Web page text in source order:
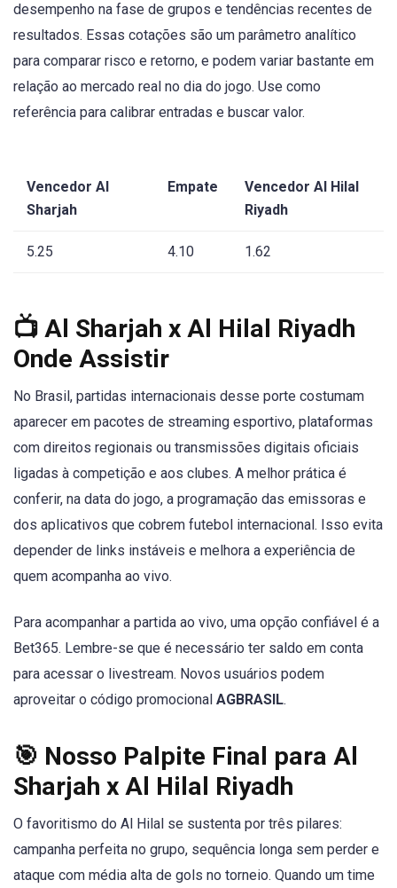
desempenho na fase de grupos e tendências recentes de
resultados. Essas cotações são um parâmetro analítico
para comparar risco e retorno, e podem variar bastante em
relação ao mercado real no dia do jogo. Use como
referência para calibrar entradas e buscar valor.
Vencedor Al
Sharjah
Empate
Vencedor Al Hilal
Riyadh
5.25 4.10 1.62
📺 Al Sharjah x Al Hilal Riyadh
Onde Assistir
No Brasil, partidas internacionais desse porte costumam
aparecer em pacotes de streaming esportivo, plataformas
com direitos regionais ou transmissões digitais oficiais
ligadas à competição e aos clubes. A melhor prática é
conferir, na data do jogo, a programação das emissoras e
dos aplicativos que cobrem futebol internacional. Isso evita
depender de links instáveis e melhora a experiência de
quem acompanha ao vivo.
Para acompanhar a partida ao vivo, uma opção confiável é a
Bet365. Lembre-se que é necessário ter saldo em conta
para acessar o livestream. Novos usuários podem
aproveitar o código promocional AGBRASIL.
🎯 Nosso Palpite Final para Al
Sharjah x Al Hilal Riyadh
O favoritismo do Al Hilal se sustenta por três pilares:
campanha perfeita no grupo, sequência longa sem perder e
ataque com média alta de gols no torneio. Quando um time